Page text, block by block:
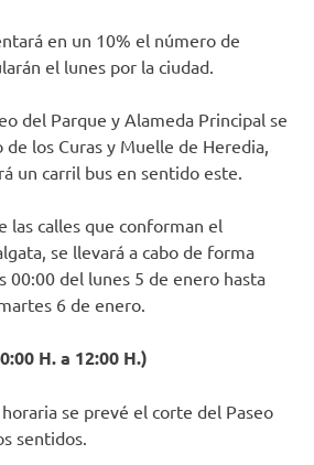
en un 10% el número de
el lunes por la ciudad.
del Parque y Alameda Principal se
de los Curas y Muelle de Heredia,
un carril bus en sentido este.
las calles que conforman el
se llevará a cabo de forma
00:00 del lunes 5 de enero hasta
6 de enero.
H. a 12:00 H.)
se prevé el corte del Paseo
sentidos.